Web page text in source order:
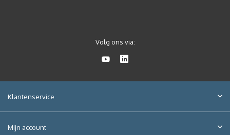
Volg ons via:
Klantenservice
Mijn account